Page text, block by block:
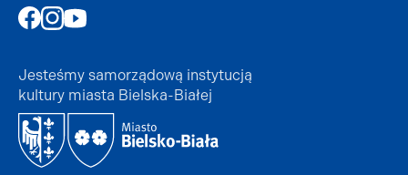
Jesteśmy samorządową instytucją
kultury miasta Bielska-Białej